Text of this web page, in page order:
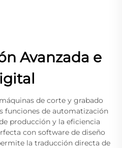
Avanzada e
de corte y grabado
funciones de automatización
producción y la eficiencia
con software de diseño
la traducción directa de